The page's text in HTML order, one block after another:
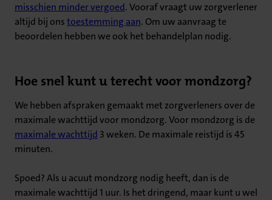
misschien minder vergoed. Vooraf vraagt uw zorgverlener
altijd bij onstoestemming aan. Om uw aanvraag te
beoordelen hebben we ook het behandelplan nodig.
Hoe snel kunt u terecht voor mondzorg?
We hebben afspraken gemaakt met zorgverleners over de
maximale wachttijd voor mondzorg. Voor mondzorg is de
maximale wachttijd 3 weken. De maximale reistijd is 45
minuten.
Spoed? Als u acuut mondzorg nodig heeft, dan is de
maximale wachttijd 1 uur. Is het dringend, maar kunt u wel